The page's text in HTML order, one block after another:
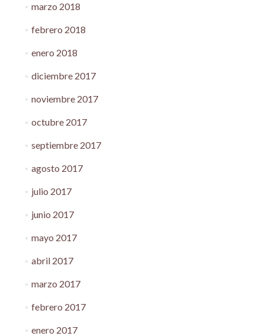
marzo 2018
febrero 2018
enero 2018
diciembre 2017
noviembre 2017
octubre 2017
septiembre 2017
agosto 2017
julio 2017
junio 2017
mayo 2017
abril 2017
marzo 2017
febrero 2017
enero 2017